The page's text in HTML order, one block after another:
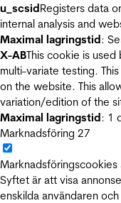
u_scsidRegisters data
internal analysis and
Maximal lagringstid:
X-ABThis cookie is
multi-variate testing.
on the website. This
variation/edition of the
Maximal lagringstid: 1
Marknadsföring 27
Syftet är att visa
enskilda användaren